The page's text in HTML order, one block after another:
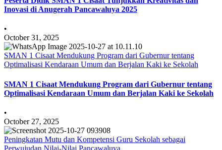
Inovasi di Anugerah Pancawaluya 2025
•
October 31, 2025
SMAN 1 Cisaat Mendukung Program dari Gubernur tentang
Optimalisasi Kendaraan Umum dan Berjalan Kaki ke Sekolah
SMAN 1 Cisaat Mendukung Program dari Gubernur tentang
Optimalisasi Kendaraan Umum dan Berjalan Kaki ke Sekolah
•
October 27, 2025
Peningkatan Mutu dan Kompetensi Guru Sekolah sebagai
Perwujudan Nilai-Nilai Pancawaluya